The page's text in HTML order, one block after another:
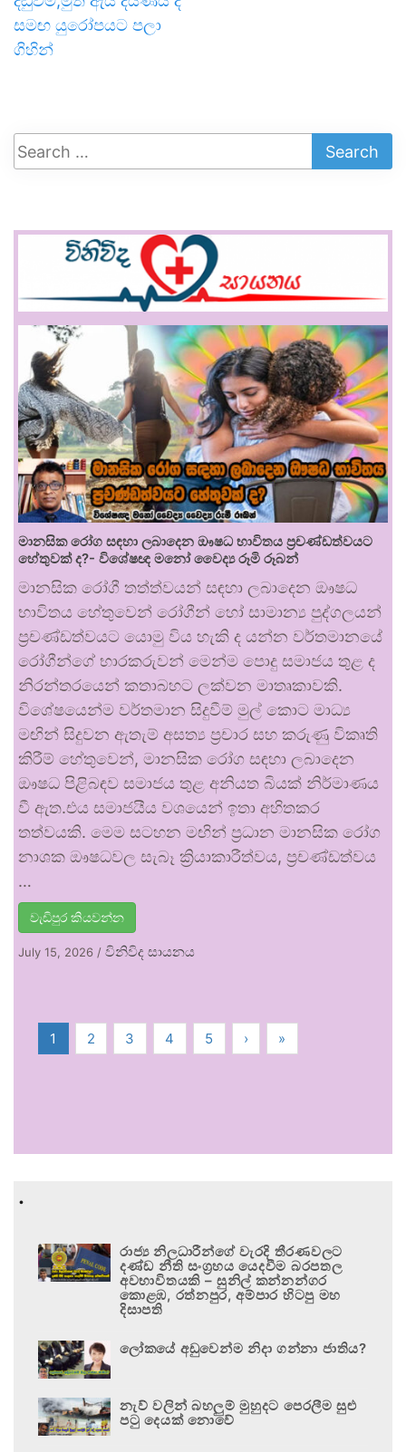
සමඟ යුරෝපයට පලා
ගිහින්
මානසික රෝග සඳහා ලබාදෙන ඖෂධ භාවිතය ප්‍රචණ්ඩත්වයට
හේතුවක් ද?- විශේෂඥ මනෝ වෛද්‍ය රූමි රූබන්
මානසික රෝගී තත්ත්වයන් සඳහා ලබාදෙන ඖෂධ
භාවිතය හේතුවෙන් රෝගීන් හෝ සාමාන්‍ය පුද්ගලයන්
ප්‍රචණ්ඩත්වයට යොමු විය හැකි ද යන්න වර්තමානයේ
රෝගීන්ගේ භාරකරුවන් මෙන්ම පොදු සමාජය තුළ ද
නිරන්තරයෙන් කතාබහට ලක්වන මාතෘකාවකි.
විශේෂයෙන්ම වර්තමාන සිදුවීම් මුල් කොට මාධ්‍ය
මඟින් සිදුවන ඇතැම් අසත්‍ය ප්‍රචාර සහ කරුණු විකෘති
කිරීම් හේතුවෙන්, මානසික රෝග සඳහා ලබාදෙන
ඖෂධ පිළිබඳව සමාජය තුළ අනියත බියක් නිර්මාණය
වී ඇත.එය සමාජයීය වශයෙන් ඉතා අහිතකර
තත්වයකි. මෙම සටහන මඟින් ප්‍රධාන මානසික රෝග
නාශක ඖෂධවල සැබෑ ක්‍රියාකාරීත්වය, ප්‍රචණ්ඩත්වය
…
වැඩිපුර කියවන්න
July 15, 2026 / විනිවිද සායනය
1 2 3 4 5 › »
.
රාජ්‍ය නිලධාරීන්ගේ වැරදි තීරණවලට
දණ්ඩ නීති සංග්‍රහය යෙදවීම බරපතල
අවභාවිතයකි – සුනිල් කන්නන්ගර
කොළඹ, රත්නපුර, අම්පාර හිටපු මහ
දිසාපති
ලෝකයේ අඩුවෙන්ම නිදා ගන්නා ජාතිය?
නැව් වලින් බහලුම් මුහුදට පෙරලීම සුළු
පටු දෙයක් නොවේ